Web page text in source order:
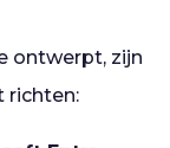
ontwerpt, zijn
richten: